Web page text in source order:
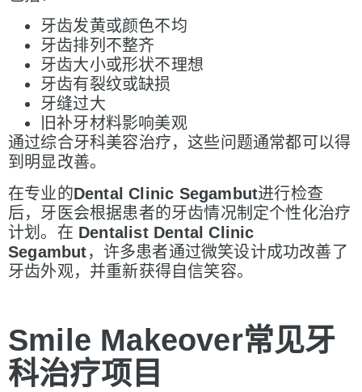
牙齿发黄或颜色不均
牙齿排列不整齐
牙齿大小或形状不理想
牙齿有裂纹或缺损
牙缝过大
旧补牙材料影响美观
通过综合牙科美容治疗，这些问题通常都可以得
到明显改善。
在专业的Dental Clinic Segambut进行检查
后，牙医会根据患者的牙齿情况制定个性化治疗
计划。在 Dentalist Dental Clinic
Segambut，许多患者通过微笑设计成功改善了
牙齿外观，并重新获得自信笑容。
Smile Makeover常见牙
科治疗项目